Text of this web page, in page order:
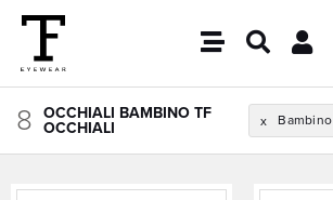
8
OCCHIALI BAMBINO TF
OCCHIALI
x Bambino